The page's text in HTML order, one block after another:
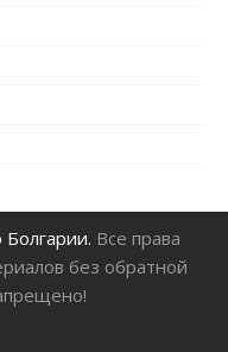
Болгарии. Все права
без обратной